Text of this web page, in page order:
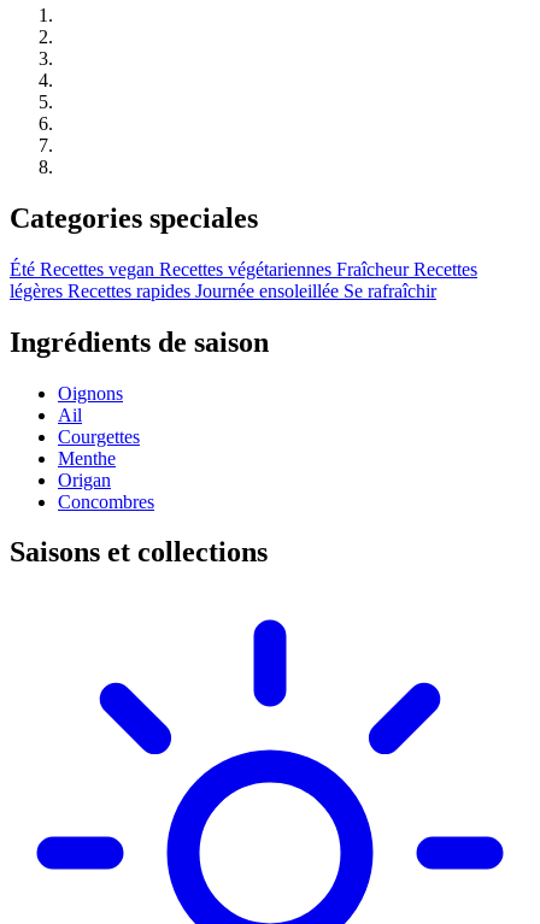
Categories speciales
Été Recettes vegan Recettes végétariennes Fraîcheur Recettes
légères Recettes rapides Journée ensoleillée Se rafraîchir
Ingrédients de saison
Oignons
Ail
Courgettes
Menthe
Origan
Concombres
Saisons et collections